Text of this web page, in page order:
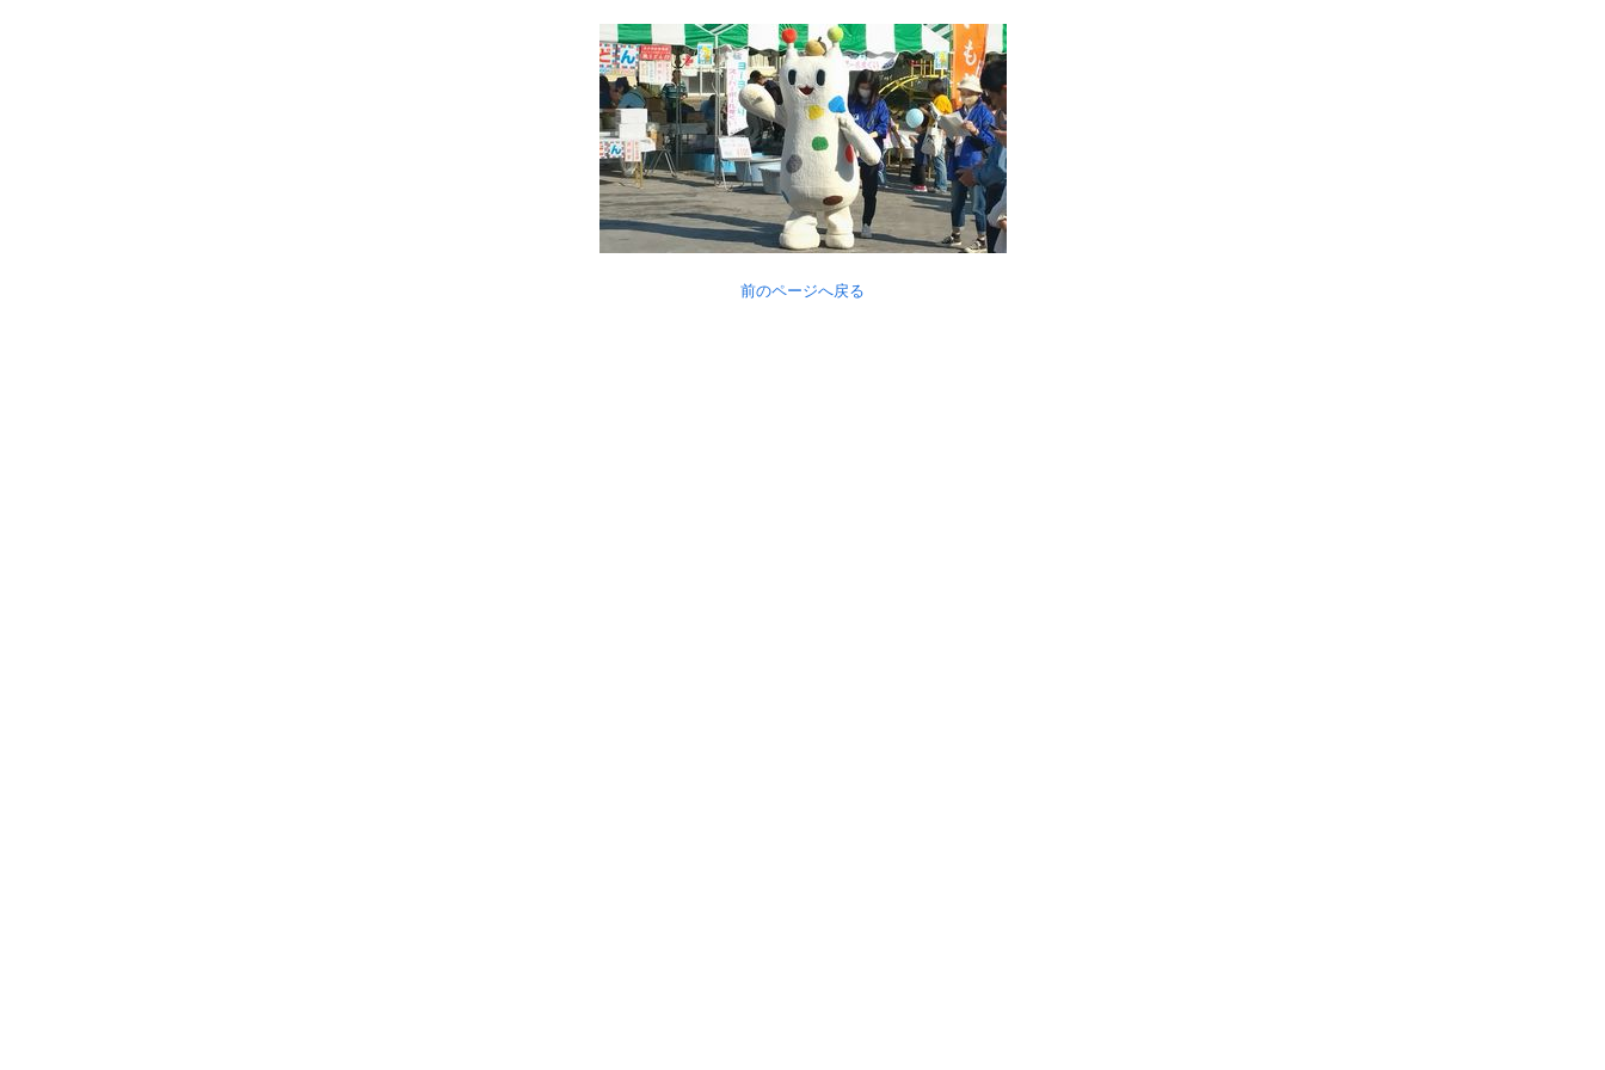
前のページへ戻る